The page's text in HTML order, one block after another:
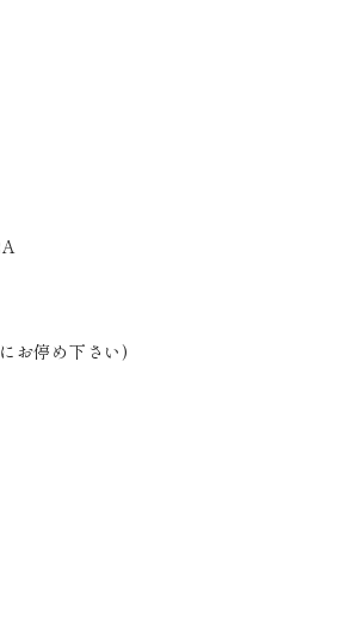
お停め下さい)